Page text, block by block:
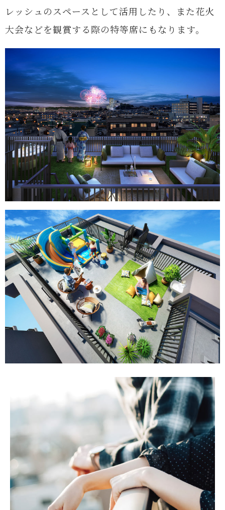
レッシュのスペースとして活用したり、
また花火
大会などを観賞する際の特等席にもなります。